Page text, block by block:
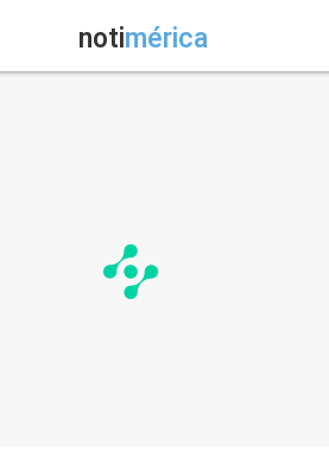
notimérica